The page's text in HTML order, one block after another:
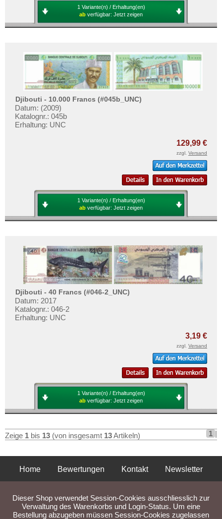
1 Variante(n) / Erhaltung(en)
ab verfügbar: Jetzt zeigen
Djibouti - 10.000 Francs (#045b_UNC)
Datum: (2009)
Katalognr.: 045b
Erhaltung: UNC
129,99 €
zzgl. Versand
1 Variante(n) / Erhaltung(en)
ab verfügbar: Jetzt zeigen
Djibouti - 40 Francs (#046-2_UNC)
Datum: 2017
Katalognr.: 046-2
Erhaltung: UNC
3,19 €
zzgl. Versand
1 Variante(n) / Erhaltung(en)
ab verfügbar: Jetzt zeigen
Zeige 1 bis 13 (von insgesamt 13Artikeln) 1 |
Home Bewertungen Kontakt
Newsletter
Liefer- und Versandkosten
Dieser Shop verwendet Session-Cookies ausschliesslich zur
Verwaltung des Warenkorbs und Login-Status. Um eine
Bestellung abzugeben müssen Session-Cookies zugelassen